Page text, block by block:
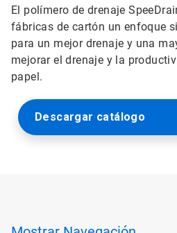
El polímero de drenaje
fábricas de cartón un enfoque
para un mejor drenaje y una
mejorar el drenaje y la
papel.
Descargar catálogo